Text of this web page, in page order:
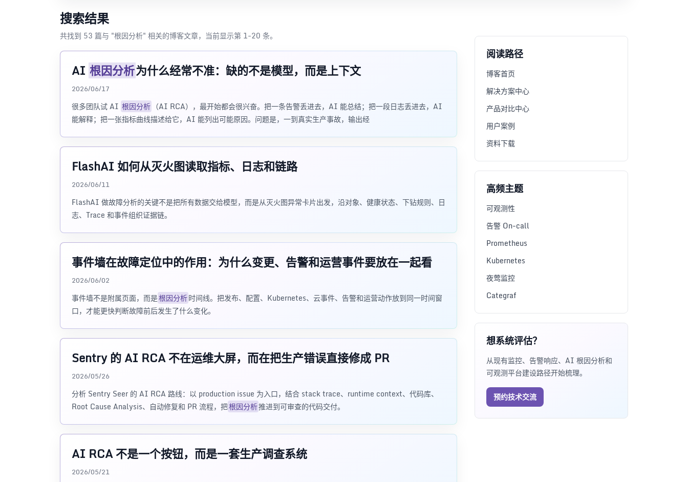
搜索结果
共找到 53 篇与 "根因分析" 相关的博客文章，当前显示第 1-20 条。
AI 根因分析为什么经常不准：缺的不是模型，而是上下文
2026/06/17
很多团队试 AI 根因分析 （AI RCA），最开始都会很兴奋。把一条告警丢进去，AI 能总结；把一段日志丢进去，AI
能解释；把一张指标曲线描述给它，AI 能列出可能原因。问题是，一到真实生产事故，输出经
FlashAI 如何从灭火图读取指标、日志和链路
2026/06/11
FlashAI 做故障分析的关键不是把所有数据交给模型，而是从灭火图异常卡片出发，沿对象、健康状态、下钻规则、日
志、Trace 和事件组织证据链。
事件墙在故障定位中的作用：为什么变更、告警和运营事件要放在一起看
2026/06/02
事件墙不是附属页面，而是根因分析时间线。把发布、配置、Kubernetes、云事件、告警和运营动作放到同一时间窗
口，才能更快判断故障前后发生了什么变化。
Sentry 的 AI RCA 不在运维大屏，而在把生产错误直接修成 PR
2026/05/26
分析 Sentry Seer 的 AI RCA 路线：以 production issue 为入口，结合 stack trace、runtime context、代码库、
Root Cause Analysis、自动修复和 PR 流程，把根因分析推进到可审查的代码交付。
AI RCA 不是一个按钮，而是一套生产调查系统
2026/05/21
阅读路径
博客首页
解决方案中心
产品对比中心
用户案例
资料下载
高频主题
可观测性
告警 On-call
Prometheus
Kubernetes
夜莺监控
Categraf
想系统评估？
从现有监控、告警响应、AI 根因分析和
可观测平台建设路径开始梳理。
预约技术交流